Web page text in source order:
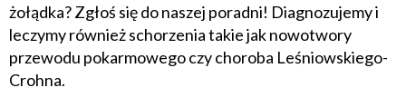
żołądka? Zgłoś się do naszej poradni! Diagnozujemy i
leczymy również schorzenia takie jak nowotwory
przewodu pokarmowego czy choroba Leśniowskiego-
Crohna.